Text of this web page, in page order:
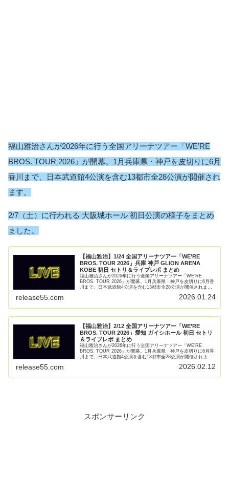
福山雅治さんが2026年に行う全国アリーナツアー「WE’RE
BROS. TOUR 2026」が開幕。1月兵庫県・神戸を皮切りに6月
香川まで、日本武道館4公演を含む13都市全28公演が開催され
ます。
2/7（土）に行われる 大阪城ホール 初日公演の様子をまとめ
ました。
【福山雅治】1/24 全国アリーナツアー「WE’RE
BROS. TOUR 2026」兵庫 神戸 GLION ARENA
KOBE 初日 セトリ＆ライブレポ まとめ
福山雅治さんが2026年に行う全国アリーナツアー「WE’RE
BROS. TOUR 2026」が開幕。1月兵庫県・神戸を皮切りに6月香
川まで、日本武道館4公演を含む13都市全28公演が開催されま
release55.com 2026.01.24
【福山雅治】2/12 全国アリーナツアー「WE’RE
BROS. TOUR 2026」愛知 ガイシホール 初日 セトリ
＆ライブレポ まとめ
福山雅治さんが2026年に行う全国アリーナツアー「WE’RE
BROS. TOUR 2026」が開幕。1月兵庫県・神戸を皮切りに6月香
川まで、日本武道館4公演を含む13都市全28公演が開催されま
release55.com 2026.02.12
スポンサーリンク